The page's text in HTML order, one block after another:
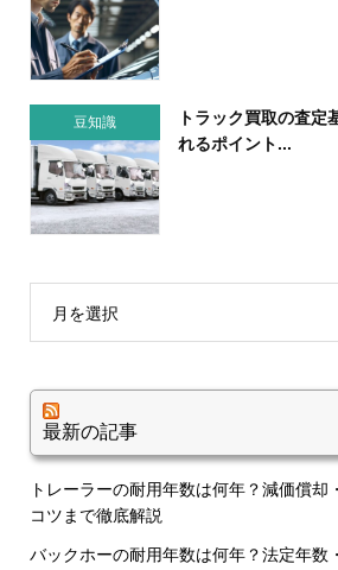
豆知識
トラック買取の査
れるポイント...
月を選択
最新の記事
トレーラーの耐用年数は何年？減価償却
コツまで徹底解説
バックホーの耐用年数は何年？法定年数